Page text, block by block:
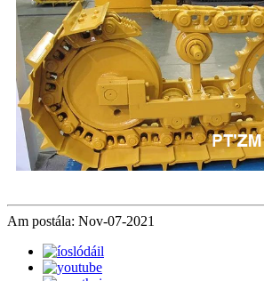
Am postála: Nov-07-2021